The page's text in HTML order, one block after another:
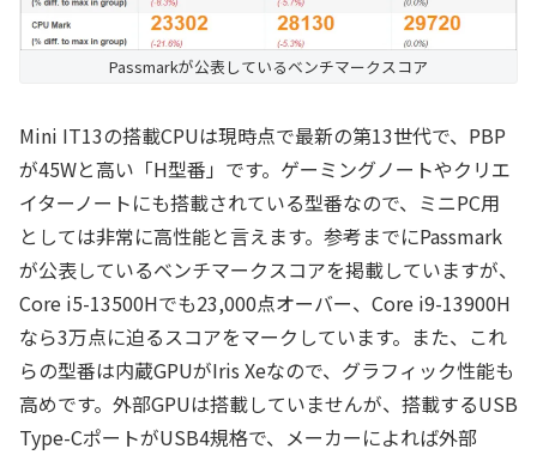
Passmarkが公表しているベンチマークスコア
Mini IT13の搭載CPUは現時点で最新の第13世代で、PBP
が45Wと高い「H型番」です。ゲーミングノートやクリエ
イターノートにも搭載されている型番なので、ミニPC用
としては非常に高性能と言えます。参考までにPassmark
が公表しているベンチマークスコアを掲載していますが、
Core i5-13500Hでも23,000点オーバー、Core i9-13900H
なら3万点に迫るスコアをマークしています。また、これ
らの型番は内蔵GPUがIris Xeなので、グラフィック性能も
高めです。外部GPUは搭載していませんが、搭載するUSB
Type-CポートがUSB4規格で、メーカーによれば外部